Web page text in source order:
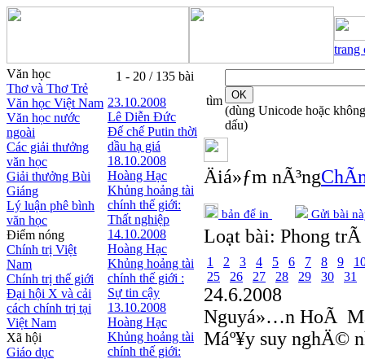
trang
Văn học
Thơ và Thơ Trẻ
Văn học Việt Nam
Văn học nước
ngoài
Các giải thưởng
văn học
Giải thưởng Bùi
Giáng
Lý luận phê bình
văn học
Điểm nóng
Chính trị Việt
Nam
Chính trị thế giới
Đại hội X và cải
cách chính trị tại
Việt Nam
Xã hội
Giáo dục
1 - 20 / 135 bài
23.10.2008
Lê Diễn Đức
Đế chế Putin thời
dầu hạ giá
18.10.2008
Hoàng Hạc
Khủng hoảng tài
chính thế giới:
Thất nghiệp
14.10.2008
Hoàng Hạc
Khủng hoảng tài
chính thế giới :
Sự tin cậy
13.10.2008
Hoàng Hạc
Khủng hoảng tài
chính thế giới:
tìm
(dùng Unicode hoặc không
dấu)
Äiá»ƒm nÃ³ng
bản để in Gửi bài
Loạt bài: Phong trÃ
1 2 3 4 5 6 7 8 9
25
26 27 28 29 30 31
24.6.2008
Nguyá»…n HoÃ
Máº¥y suy nghÄ©